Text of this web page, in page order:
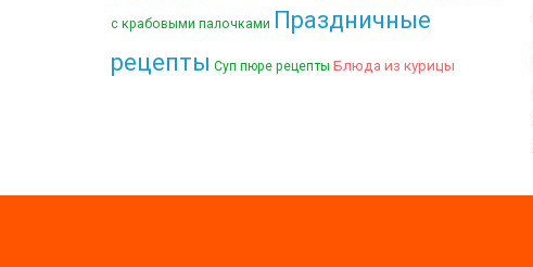
с крабовыми палочками Праздничные
рецепты Суп пюре рецепты Блюда из курицы